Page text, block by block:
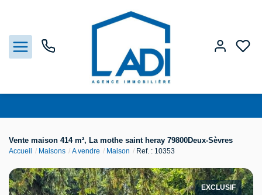
Estimation
Vente maison 414 m², La mothe saint heray 79800Deux-Sèvres
Accueil Maisons A vendre Maison Ref. : 10353
EXCLUSIF